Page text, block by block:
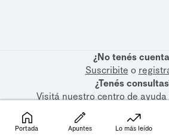
¿No tenés
Suscribite o
¿Tenés
Visitá nuestrocentro de ayuda
Portada Apuntes Lo más leído